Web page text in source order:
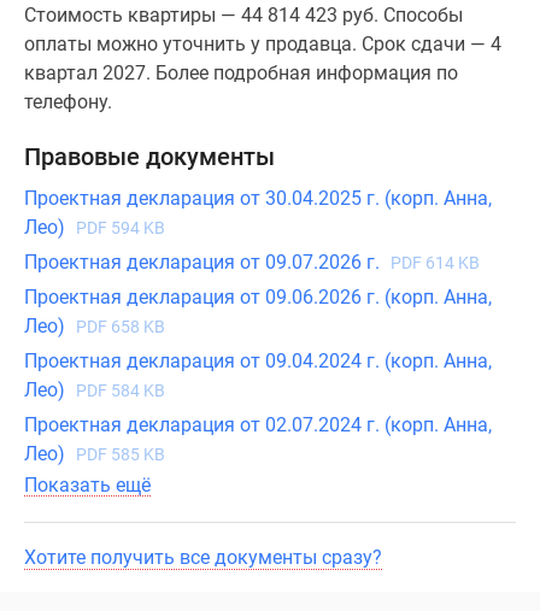
Стоимость квартиры — 44 814 423 руб. Способы
оплаты можно уточнить у продавца. Срок сдачи — 4
квартал 2027. Более подробная информация по
телефону.
Правовые документы
Проектная декларация от 30.04.2025 г. (корп. Анна,
Лео)
PDF 594 KB
Проектная декларация от 09.07.2026 г. PDF 614 KB
Проектная декларация от 09.06.2026 г. (корп. Анна,
Лео)
PDF 658 KB
Проектная декларация от 09.04.2024 г. (корп. Анна,
Лео)
PDF 584 KB
Проектная декларация от 02.07.2024 г. (корп. Анна,
Лео)
PDF 585 KB
Показать ещё
Хотите получить все документы сразу?